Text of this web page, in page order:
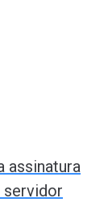
assinatura
servidor